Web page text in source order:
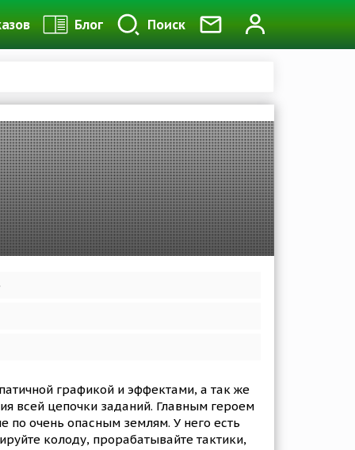
Блог Поиск
графикой и эффектами, а так же
всей цепочки заданий. Главным героем
по очень опасным землям. У него есть
колоду, прорабатывайте тактики,